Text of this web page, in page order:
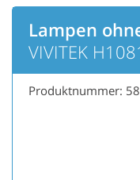
Lampen
VIVITEK
Produktnummer: